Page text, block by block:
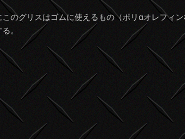
のグリスはゴムに使えるもの（ポリαオレフィ
。